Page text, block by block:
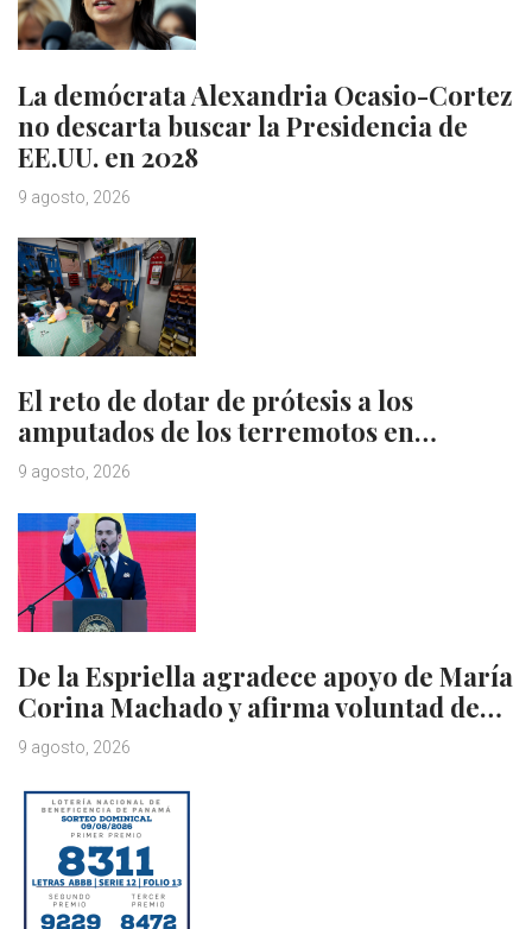
La demócrata Alexandria Ocasio-Cortez
no descarta buscar la Presidencia de
EE.UU. en 2028
9 agosto, 2026
El reto de dotar de prótesis a los
amputados de los terremotos en…
9 agosto, 2026
De la Espriella agradece apoyo de María
Corina Machado y afirma voluntad de…
9 agosto, 2026